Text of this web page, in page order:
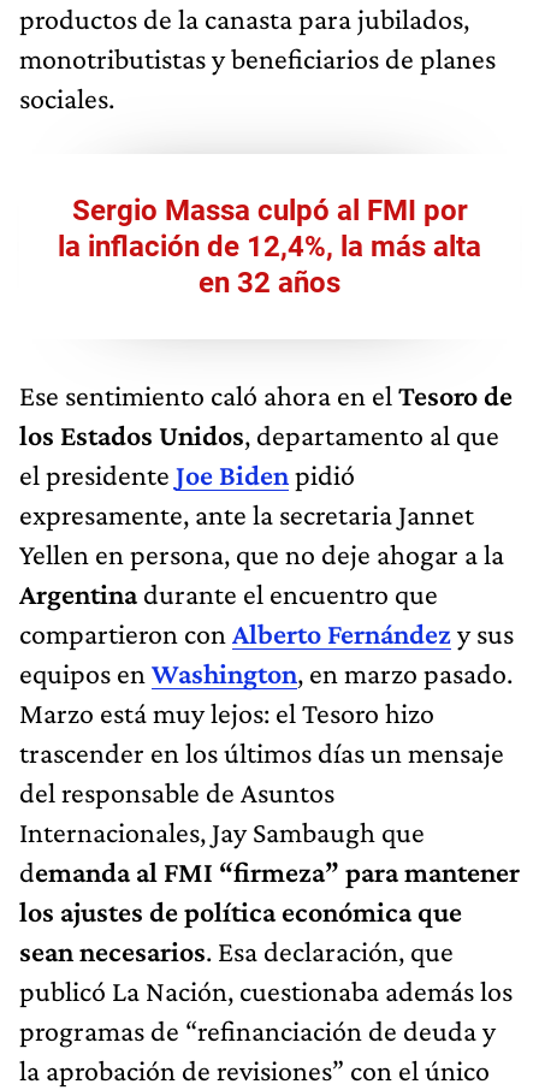
productos de la canasta para jubilados,
monotributistas y beneficiarios de planes
sociales.
Sergio Massa culpó al FMI por
la inflación de 12,4%, la más alta
en 32 años
Ese sentimiento caló ahora en el Tesoro de
los Estados Unidos, departamento al que
el presidente Joe Bidenpidió
expresamente, ante la secretaria Jannet
Yellen en persona, que no deje ahogar a la
Argentinadurante el encuentro que
compartieron con Alberto Fernándezy sus
equipos en Washington, en marzo pasado.
Marzo está muy lejos: el Tesoro hizo
trascender en los últimos días un mensaje
del responsable de Asuntos
Internacionales, Jay Sambaugh que
demanda al FMI “firmeza” para mantener
los ajustes de política económica que
sean necesarios. Esa declaración, que
publicó La Nación, cuestionaba además los
programas de “refinanciación de deuda y
la aprobación de revisiones” con el único